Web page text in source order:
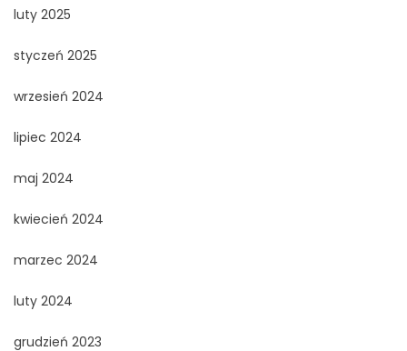
luty 2025
styczeń 2025
wrzesień 2024
lipiec 2024
maj 2024
kwiecień 2024
marzec 2024
luty 2024
grudzień 2023